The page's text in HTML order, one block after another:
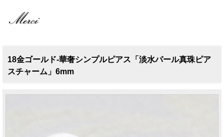
18金ゴールド-華奢シンプルピアス「淡水パール真珠ピア
スチャーム」6mm